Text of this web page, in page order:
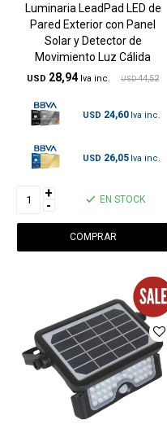
Luminaria LeadPad LED de
Pared Exterior con Panel
Solar y Detector de
Movimiento Luz Cálida
USD 28,94 USD 44,52
USD 24,60
USD 26,05
+
- EN STOCK